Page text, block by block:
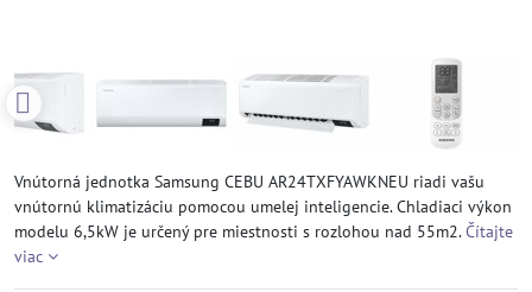
Vnútorná jednotka Samsung CEBU AR24TXFYAWKNEU riadi vašu
vnútornú klimatizáciu pomocou umelej inteligencie. Chladiaci výkon
modelu 6,5kW je určený pre miestnosti s rozlohou nad 55m2.Čítajte
viac